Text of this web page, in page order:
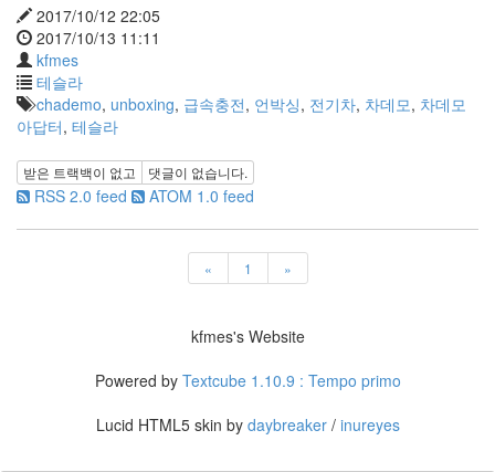
2017/10/12 22:05
2017/10/13 11:11
kfmes
테슬라
chademo, unboxing, 급속충전, 언박싱, 전기차, 차데모, 차데모
아답터, 테슬라
받은 트랙백이 없고 댓글이 없습니다.
RSS 2.0 feed ATOM 1.0 feed
« 1 »
nateon
ghackfair
FLIT
모
델
play
movie
Eclipse
kfmes's Website
Powered by Textcube 1.10.9 : Tempo primo
Lucid HTML5 skin by daybreaker/ inureyes